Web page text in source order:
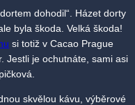
dohodil“. Házet dorty
byla škoda. Velká škoda!
si totiž v Cacao Prague
Jestli je ochutnáte, sami asi
skvělou kávu, výběrové